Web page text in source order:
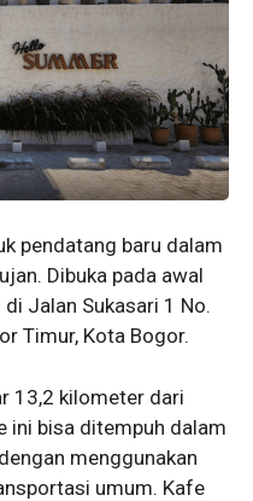
pendatang baru dalam
Dibuka pada awal
Jalan Sukasari 1 No.
Timur, Kota Bogor.
13,2 kilometer dari
ini bisa ditempuh dalam
menggunakan
umum. Kafe